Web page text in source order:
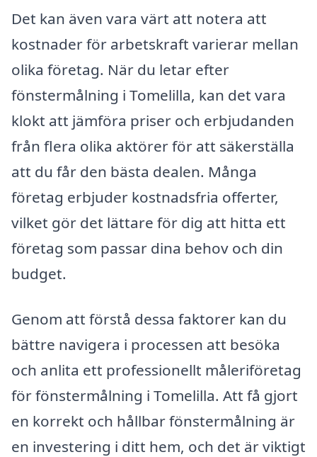
Det kan även vara värt att notera att
kostnader för arbetskraft varierar mellan
olika företag. När du letar efter
fönstermålning i Tomelilla, kan det vara
klokt att jämföra priser och erbjudanden
från flera olika aktörer för att säkerställa
att du får den bästa dealen. Många
företag erbjuder kostnadsfria offerter,
vilket gör det lättare för dig att hitta ett
företag som passar dina behov och din
budget.
Genom att förstå dessa faktorer kan du
bättre navigera i processen att besöka
och anlita ett professionellt måleriföretag
för fönstermålning i Tomelilla. Att få gjort
en korrekt och hållbar fönstermålning är
en investering i ditt hem, och det är viktigt